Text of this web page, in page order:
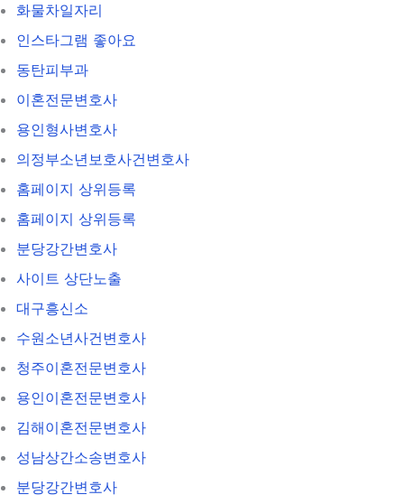
화물차일자리
인스타그램 좋아요
동탄피부과
이혼전문변호사
용인형사변호사
의정부소년보호사건변호사
홈페이지 상위등록
홈페이지 상위등록
분당강간변호사
사이트 상단노출
대구흥신소
수원소년사건변호사
청주이혼전문변호사
용인이혼전문변호사
김해이혼전문변호사
성남상간소송변호사
분당강간변호사